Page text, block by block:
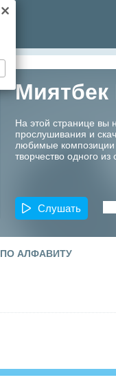
Миятбек
На этой странице вы
прослушивания и
любимые композиции
творчество одного
Слушать
ПО АЛФАВИТУ